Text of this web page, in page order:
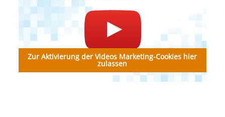
Zur Aktivierung der Videos Marketing-Cookies hier
zulassen